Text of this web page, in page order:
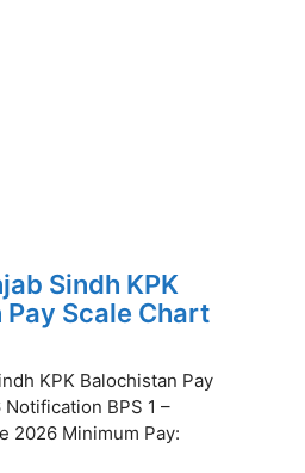
Sindh KPK
Scale Chart
KPK Balochistan Pay
BPS 1 –
2026 Minimum Pay: